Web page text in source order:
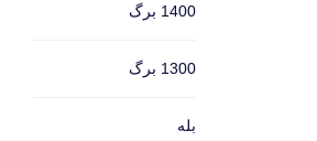
1400 برگ
1300 برگ
بله